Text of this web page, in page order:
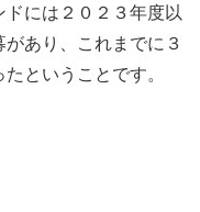
には２０２３年度以
あり、これまでに３
ということです。